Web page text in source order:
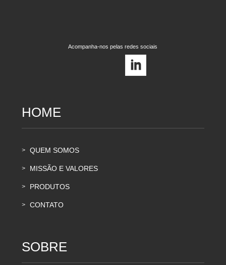
Acompanha-nos pelas redes sociais
HOME
> QUEM SOMOS
> MISSÃO E VALORES
> PRODUTOS
> CONTATO
SOBRE